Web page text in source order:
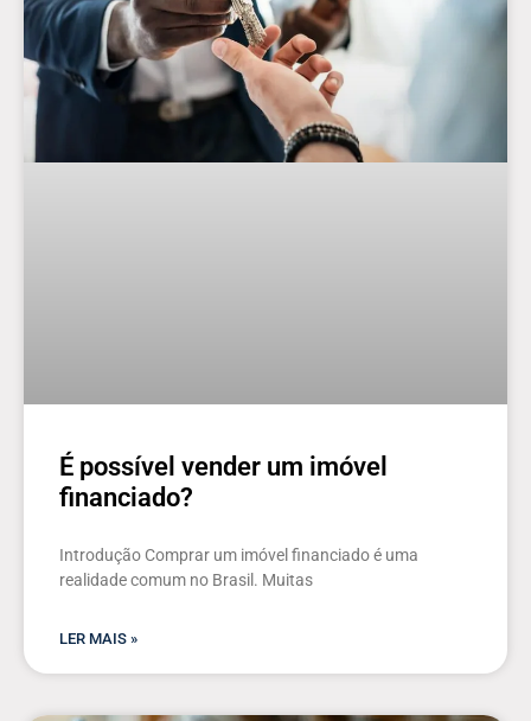
É possível vender um imóvel
financiado?
Introdução Comprar um imóvel financiado é uma
realidade comum no Brasil. Muitas
LER MAIS »